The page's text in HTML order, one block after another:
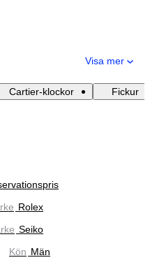
Visa mer
Cartier-klockor Fickur
Rolex
Seiko
Kön Män